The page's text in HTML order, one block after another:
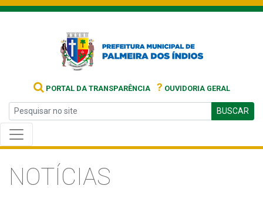
PORTAL DA TRANSPARÊNCIA ? OUVIDORIA GERAL
BUSCAR
NOTÍCIAS